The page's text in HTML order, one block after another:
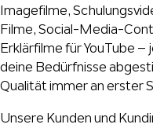
Imagefilme,
Filme, Social-Media-
Erklärfilme für YouTube
deine Bedürfnisse
Qualität immer an erster
Unsere Kunden und